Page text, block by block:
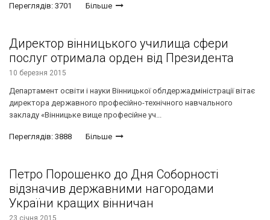
Переглядів: 3701 Більше
Директор вінницького училища сфери
послуг отримала орден від Президента
10 березня 2015
Департамент освіти і науки Вінницької облдержадміністрації вітає
директора державного професійно-технічного навчального
закладу «Вінницьке вище професійне уч...
Переглядів: 3888 Більше
Петро Порошенко до Дня Соборності
відзначив державними нагородами
України кращих вінничан
23 січня 2015